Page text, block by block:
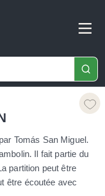
Tomás San Miguel.
Il fait partie du
partition peut être
être écoutée avec